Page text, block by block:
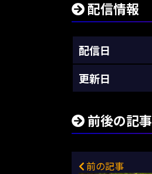
配信情報
配信日
更新日
前後の記事
前の記事